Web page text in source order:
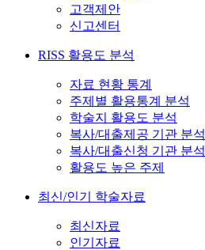
고객제안
신고센터
RISS 활용도 분석
자료 현황 통계
주제별 활용통계 분석
학술지 활용도 분석
복사/대출제공 기관 분석
복사/대출신청 기관 분석
활용도 높은 주제
최신/인기 학술자료
최신자료
인기자료